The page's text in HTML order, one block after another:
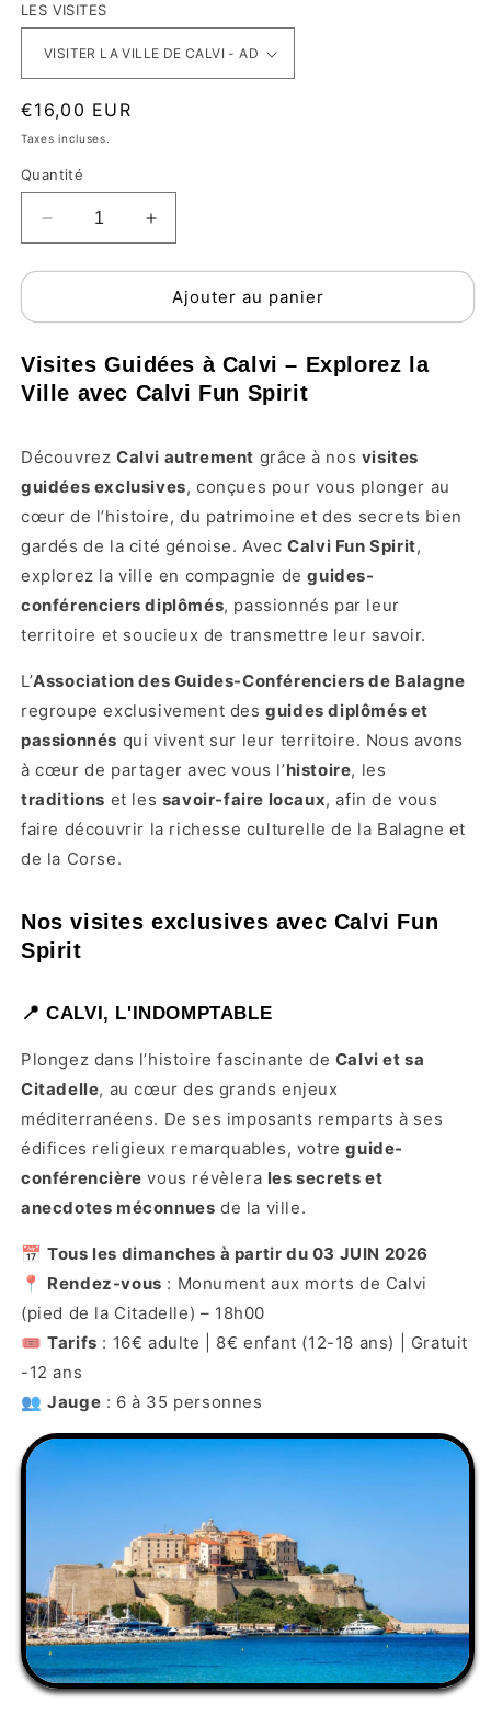
LES VISITES
€16,00 EUR
Taxes incluses.
Quantité
Ajouter au panier
Visites Guidées à Calvi – Explorez la
Ville avec Calvi Fun Spirit
Découvrez Calvi autrement grâce à nos visites
guidées exclusives, conçues pour vous plonger au
cœur de l’histoire, du patrimoine et des secrets bien
gardés de la cité génoise. AvecCalvi Fun Spirit,
explorez la ville en compagnie deguides-
conférenciers diplômés, passionnés par leur
territoire et soucieux de transmettre leur savoir.
L’Association des Guides-Conférenciers de Balagne
regroupe exclusivement desguides diplômés et
passionnés qui vivent sur leur territoire. Nous avons
à cœur de partager avec vous l’histoire, les
traditions et les savoir-faire locaux, afin de vous
faire découvrir la richesse culturelle de la Balagne et
de la Corse.
Nos visites exclusives avec Calvi Fun
Spirit
📍 CALVI, L'INDOMPTABLE
Plongez dans l’histoire fascinante de Calvi et sa
Citadelle, au cœur des grands enjeux
méditerranéens. De ses imposants remparts à ses
édifices religieux remarquables, votreguide-
conférencière vous révèlera les secrets et
anecdotes méconnues de la ville.
📅Tous les dimanches à partir du 03 JUIN 2026
📍 Rendez-vous : Monument aux morts de Calvi
(pied de la Citadelle) – 18h00
🎟️Tarifs : 16€ adulte | 8€ enfant (12-18 ans) | Gratuit
-12 ans
👥Jauge : 6 à 35 personnes